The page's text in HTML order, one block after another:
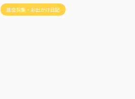
昆虫採集・お出かけ日記